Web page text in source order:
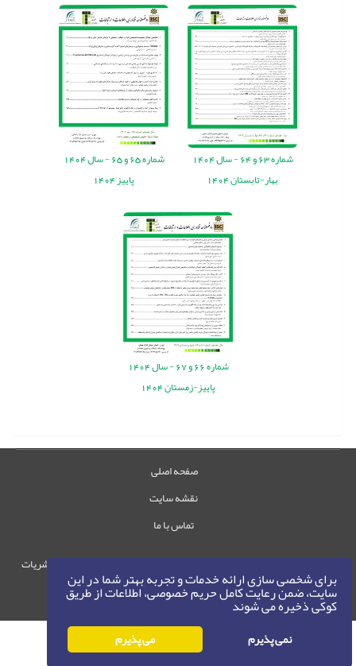
برای شخصی سازی ارائه خدمات و تجربه بهتر شما در این
سایت، ضمن رعایت کامل حریم خصوصی، اطلاعات از طریق
کوکی ذخیره می شوند
نمی پذیرم می پذیرم
شماره63 و64
-سال1404
بهار-تابستان 1404
شماره65 و65
-سال1404
پاییز 1404
شماره66 و67
-سال1404
پاییز-زمستان 1404
صفحه اصلی
نقشه سایت
تماس با ما
حقوق این وب‌سایت متعلق به سامانه مدیریت نشریات
رایمگ است.
حق نشر 1405-1396